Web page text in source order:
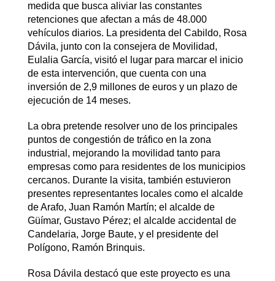
medida que busca aliviar las constantes
retenciones que afectan a más de 48.000
vehículos diarios. La presidenta del Cabildo, Rosa
Dávila, junto con la consejera de Movilidad,
Eulalia García, visitó el lugar para marcar el inicio
de esta intervención, que cuenta con una
inversión de 2,9 millones de euros y un plazo de
ejecución de 14 meses.
La obra pretende resolver uno de los principales
puntos de congestión de tráfico en la zona
industrial, mejorando la movilidad tanto para
empresas como para residentes de los municipios
cercanos. Durante la visita, también estuvieron
presentes representantes locales como el alcalde
de Arafo, Juan Ramón Martín; el alcalde de
Güímar, Gustavo Pérez; el alcalde accidental de
Candelaria, Jorge Baute, y el presidente del
Polígono, Ramón Brinquis.
Rosa Dávila destacó que este proyecto es una